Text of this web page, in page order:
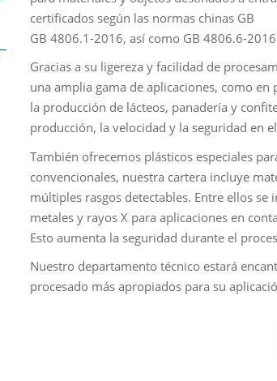
certificados según las normas chinas GB
GB 4806.1-2016, así como GB 4806.6-
Gracias a su ligereza y facilidad de
una amplia gama de aplicaciones, como
la producción de lácteos, panadería y
producción, la velocidad y la seguridad en
También ofrecemos plásticos especiales
convencionales, nuestra cartera incluye
múltiples rasgos detectables. Entre ellos
metales y rayos X para aplicaciones en
Esto aumenta la seguridad durante el
Nuestro departamento técnico estará
procesado más apropiados para su